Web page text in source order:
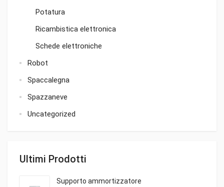
Potatura
Ricambistica elettronica
Schede elettroniche
Robot
Spaccalegna
Spazzaneve
Uncategorized
Ultimi Prodotti
Supporto ammortizzatore